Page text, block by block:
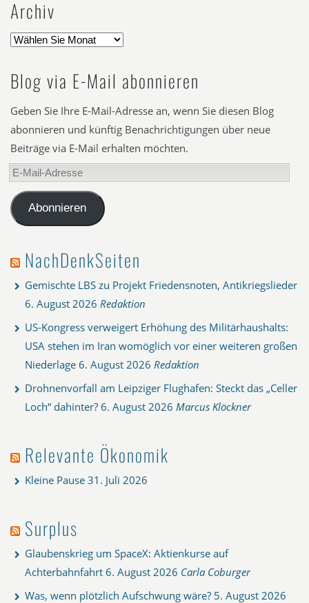
Archiv
Blog via E-Mail abonnieren
Geben Sie Ihre E-Mail-Adresse an, wenn Sie diesen Blog
abonnieren und künftig Benachrichtigungen über neue
Beiträge via E-Mail erhalten möchten.
E-
Mail-
AdresseAbonnieren
NachDenkSeiten
Gemischte LBS zu Projekt Friedensnoten, Antikriegslieder
6. August 2026 Redaktion
US-Kongress verweigert Erhöhung des Militärhaushalts:
USA stehen im Iran womöglich vor einer weiteren großen
Niederlage 6. August 2026 Redaktion
Drohnenvorfall am Leipziger Flughafen: Steckt das „Celler
Loch“ dahinter? 6. August 2026 Marcus Klöckner
Relevante Ökonomik
Kleine Pause 31. Juli 2026
Surplus
Glaubenskrieg um SpaceX: Aktienkurse auf
Achterbahnfahrt 6. August 2026 Carla Coburger
Was, wenn plötzlich Aufschwung wäre? 5. August 2026